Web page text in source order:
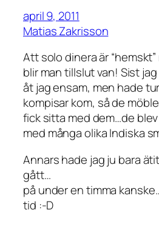
april 9, 2011
Matias Zakrisson
Att solo dinera är
blir man tillslut van! Sist
åt jag ensam, men hade
kompisar kom, så de
fick sitta med dem…de
med många olika Indiska
Annars hade jag ju bara
gått…
på under en timma
tid :-D